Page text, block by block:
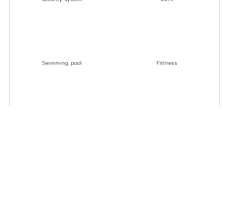
Swimming pool Fittness